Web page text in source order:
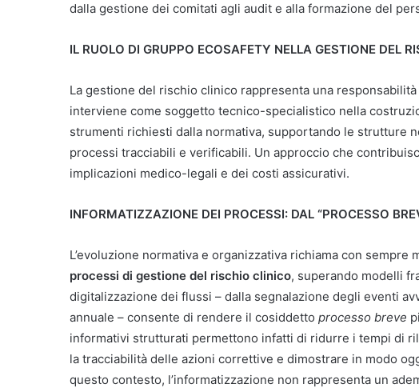
dalla gestione dei comitati agli audit e alla formazione del
IL RUOLO DI GRUPPO ECOSAFETY NELLA GESTIONE DEL
La gestione del rischio clinico rappresenta una
interviene come soggetto tecnico-specialistico nella
strumenti richiesti dalla normativa, supportando le strutture
processi tracciabili e verificabili. Un approccio che
implicazioni medico-legali e dei costi assicurativi.
INFORMATIZZAZIONE DEI PROCESSI: DAL “PROCESSO
L’evoluzione normativa e organizzativa richiama con sempre
processi di gestione del rischio clinico, superando modelli
digitalizzazione dei flussi – dalla segnalazione degli eventi
annuale – consente di rendere il cosiddetto processo breve
informativi strutturati permettono infatti di ridurre i tempi di
la tracciabilità delle azioni correttive e dimostrare in modo
questo contesto, l’informatizzazione non rappresenta un